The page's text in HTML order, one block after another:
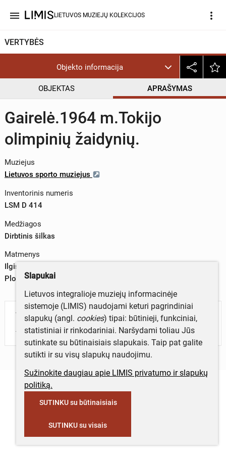
menu LIETUVOS MUZIEJŲ KOLEKCIJOS more_vert
VERTYBĖS
Objekto informacija
OBJEKTAS APRAŠYMAS
Gairelė.1964 m.Tokijo
olimpinių žaidynių.
Muziejus
Lietuvos sporto muziejus
Inventorinis numeris
LSM D 414
Medžiagos
Dirbtinis šilkas
Matmenys
Ilgis – 32,0 cm
Plotis – 15,0 cm
Turite daugiau informacijos apie objektą?
Parašykite mums!
Slapukai
Lietuvos integralioje muziejų informacinėje
sistemoje (LIMIS) naudojami keturi pagrindiniai
slapukų (angl. cookies) tipai: būtinieji, funkciniai,
statistiniai ir rinkodariniai. Naršydami toliau Jūs
sutinkate su būtinaisiais slapukais. Taip pat galite
sutikti ir su visų slapukų naudojimu.
Sužinokite daugiau apie LIMIS privatumo ir slapukų
politiką.
SUTINKU su būtinaisiais
SUTINKU su visais